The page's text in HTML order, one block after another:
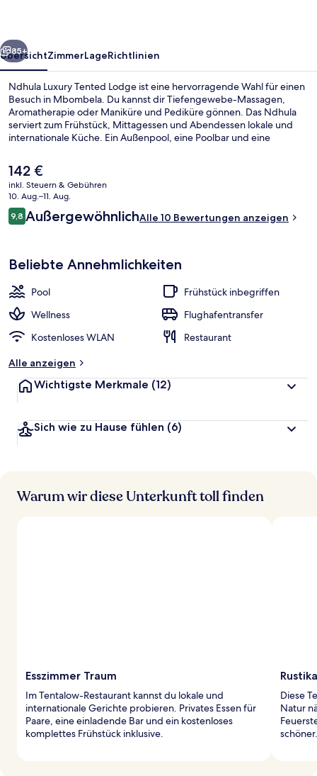
Weiter
85+
ÜbersichtZimmerLageRichtlinien
Ndhula Luxury Tented Lodge ist eine hervorragende Wahl für einen
Besuch in Mbombela. Du kannst dir Tiefengewebe-Massagen,
Aromatherapie oder Maniküre und Pediküre gönnen. Das Ndhula
serviert zum Frühstück, Mittagessen und Abendessen lokale und
internationale Küche. Ein Außenpool, eine Poolbar und eine
Der
aktuelle
Preis
beträgt
142 €.
142 €
inkl. Steuern & Gebühren
10. Aug.–11. Aug.
Bewertungen
9,89,8 von 10.
AußergewöhnlichAlle 10 Bewertungen anzeigen
Beliebte Annehmlichkeiten
Pool
Frühstück inbegriffen
Wellness
Flughafentransfer
Kostenloses WLAN
Restaurant
Alle anzeigen
Wichtigste Merkmale (12)
Sich wie zu Hause fühlen (6)
Warum wir diese Unterkunft toll finden
Esszimmer Traum
Im Tentalow-Restaurant kannst du lokale und
internationale Gerichte probieren. Privates Essen für
Paare, eine einladende Bar und ein kostenloses
komplettes Frühstück inklusive.
Diese
Natur
schöner.